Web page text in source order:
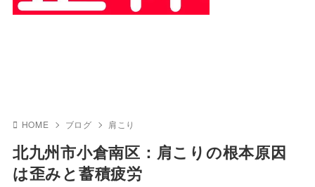
HOME ブログ 肩こり
北九州市小倉南区：肩こりの根本原因
は歪みと蓄積疲労